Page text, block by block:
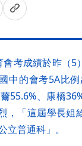
會考成績於昨（
中的會考5A比
55.6%、康橋
，「這屆學長姐
立普通科」。